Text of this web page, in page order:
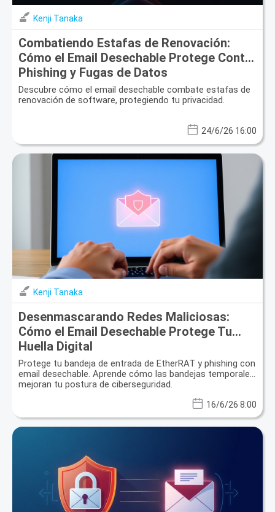
Kenji Tanaka
Combatiendo Estafas de Renovación:
Cómo el Email Desechable Protege Contra
Phishing y Fugas de Datos
Descubre cómo el email desechable combate estafas de
renovación de software, protegiendo tu privacidad.
24/6/26 16:00
Kenji Tanaka
Desenmascarando Redes Maliciosas:
Cómo el Email Desechable Protege Tu
Huella Digital
Protege tu bandeja de entrada de EtherRAT y phishing con
email desechable. Aprende cómo las bandejas temporales
mejoran tu postura de ciberseguridad.
16/6/26 8:00